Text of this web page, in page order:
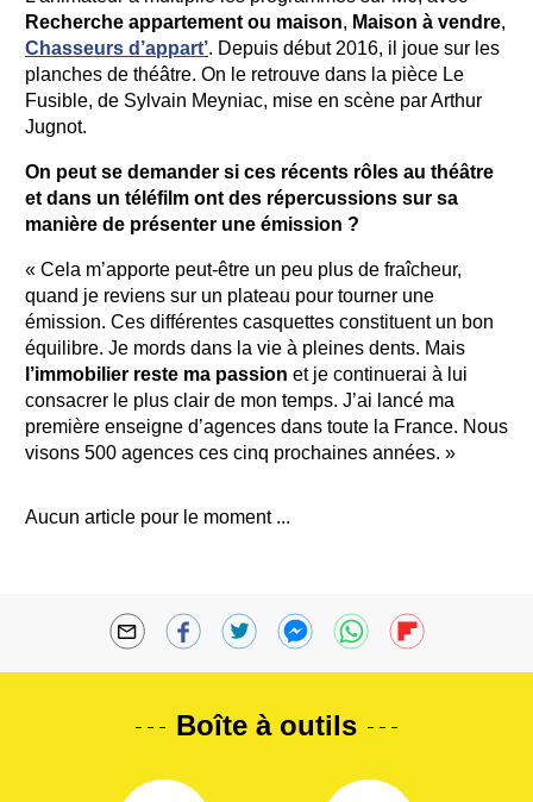
Recherche appartement ou maison, Maison à vendre,
Chasseurs d’appart’. Depuis début 2016, il joue sur les
planches de théâtre. On le retrouve dans la pièce Le
Fusible, de Sylvain Meyniac, mise en scène par Arthur
Jugnot.
On peut se demander si ces récents rôles au théâtre
et dans un téléfilm ont des répercussions sur sa
manière de présenter une émission ?
« Cela m’apporte peut-être un peu plus de fraîcheur,
quand je reviens sur un plateau pour tourner une
émission. Ces différentes casquettes constituent un bon
équilibre. Je mords dans la vie à pleines dents. Mais
l’immobilier reste ma passion et je continuerai à lui
consacrer le plus clair de mon temps. J’ai lancé ma
première enseigne d’agences dans toute la France. Nous
visons 500 agences ces cinq prochaines années. »
Aucun article pour le moment ...
Boîte à outils